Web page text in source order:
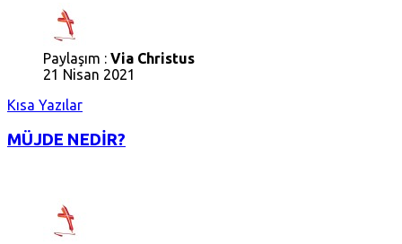
Paylaşım : Via Christus
21 Nisan 2021
Kısa Yazılar
MÜJDE NEDİR?